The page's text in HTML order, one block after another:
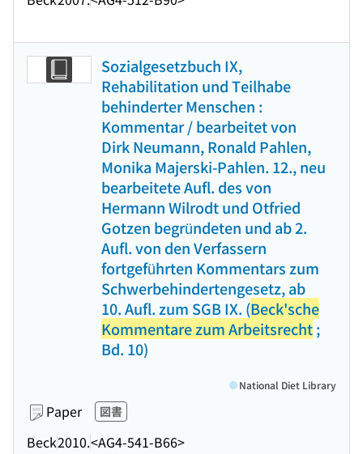
Sozialgesetzbuch IX,
Rehabilitation und Teilhabe
behinderter Menschen :
Kommentar / bearbeitet von
Dirk Neumann, Ronald Pahlen,
Monika Majerski-Pahlen. 12., neu
bearbeitete Aufl. des von
Hermann Wilrodt und Otfried
Gotzen begründeten und ab 2.
Aufl. von den Verfassern
fortgeführten Kommentars zum
Schwerbehindertengesetz, ab
10. Aufl. zum SGB IX. (Beck'sche
Kommentare zum Arbeitsrecht;
Bd. 10)
Paper 図書
Beck2010.<AG4-541-B66>
National Diet Library